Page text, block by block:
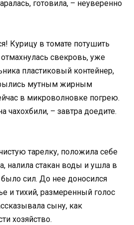
готовила, – неуверенно
Курицу в томате потушить
свекровь, уже
пластиковый контейнер,
мутным жирным
в микроволновке погрею.
чахохбили, – завтра доедите.
тарелку, положила себе
налила стакан воды и ушла в
сил. До нее доносился
и тихий, размеренный голос
сыну, как
хозяйство.